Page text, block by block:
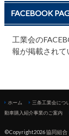
FACEBOOK
工業会の
報が掲載されて
ホーム 三条工業会につ
動車購入紹介事業のご案内
©Copyright2026協同組